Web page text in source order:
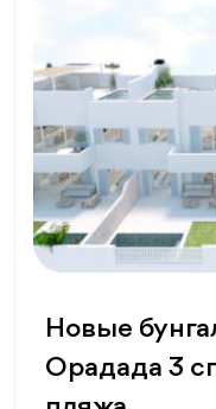
Новые
Орадада 3